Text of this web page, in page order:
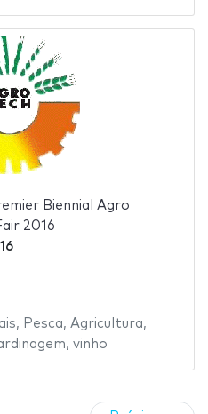
Biennial Agro
2016
, Pesca, Agricultura,
, vinho